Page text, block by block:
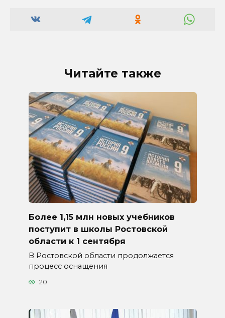
Читайте также
Более 1,15 млн новых учебников
поступит в школы Ростовской
области к 1 сентября
В Ростовской области продолжается
процесс оснащения
20